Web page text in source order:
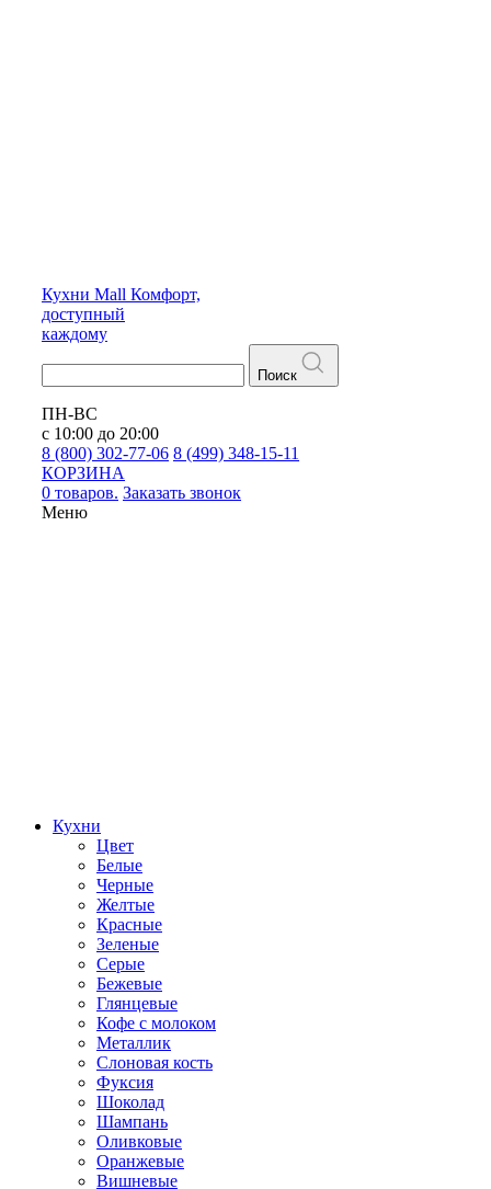
Кухни Mall Комфорт,
доступный
каждому
Поиск
ПН-ВС
с 10:00 до 20:00
8 (800) 302-77-06 8 (499) 348-15-11
КОРЗИНА
0 товаров. Заказать звонок
Меню
Кухни
Цвет
Белые
Черные
Желтые
Красные
Зеленые
Серые
Бежевые
Глянцевые
Кофе с молоком
Металлик
Слоновая кость
Фуксия
Шоколад
Шампань
Оливковые
Оранжевые
Вишневые